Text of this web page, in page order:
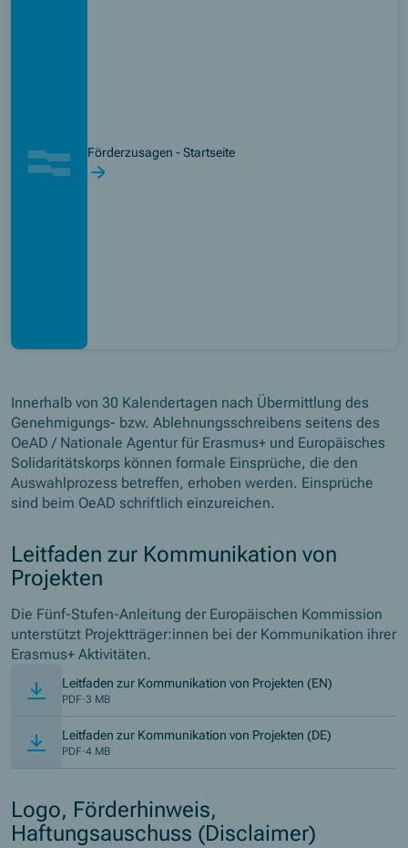
Förderzusagen - Startseite
Innerhalb von 30 Kalendertagen nach Übermittlung des
Genehmigungs- bzw. Ablehnungsschreibens seitens des
OeAD / Nationale Agentur für Erasmus+ und Europäisches
Solidaritätskorps können formale Einsprüche, die den
Auswahlprozess betreffen, erhoben werden. Einsprüche
sind beim OeAD schriftlich einzureichen.
Leitfaden zur Kommunikation von
Projekten
Die Fünf-Stufen-Anleitung der Europäischen Kommission
unterstützt Projektträger:innen bei der Kommunikation ihrer
Erasmus+ Aktivitäten.
Leitfaden zur Kommunikation von Projekten (EN)
PDF·3 MB
Leitfaden zur Kommunikation von Projekten (DE)
PDF·4 MB
Logo, Förderhinweis,
Haftungsauschuss (Disclaimer)